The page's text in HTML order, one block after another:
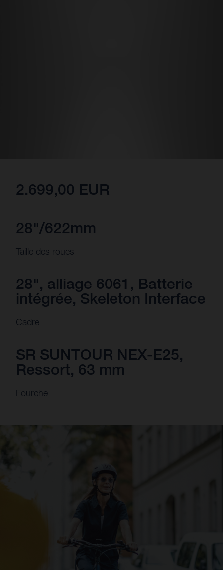
2.699,00 EUR
28"/622mm
Taille des roues
28", alliage 6061, Batterie
intégrée, Skeleton Interface
Cadre
SR SUNTOUR NEX-E25,
Ressort, 63 mm
Fourche